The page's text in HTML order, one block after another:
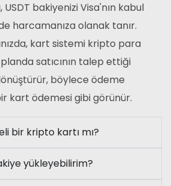
USDT bakiyenizi Visa'nın kabul
harcamanıza olanak tanır.
kart sistemi kripto para
satıcının talep ettiği
böylece ödeme
kart ödemesi gibi görünür.
bir kripto kartı mı?
yükleyebilirim?